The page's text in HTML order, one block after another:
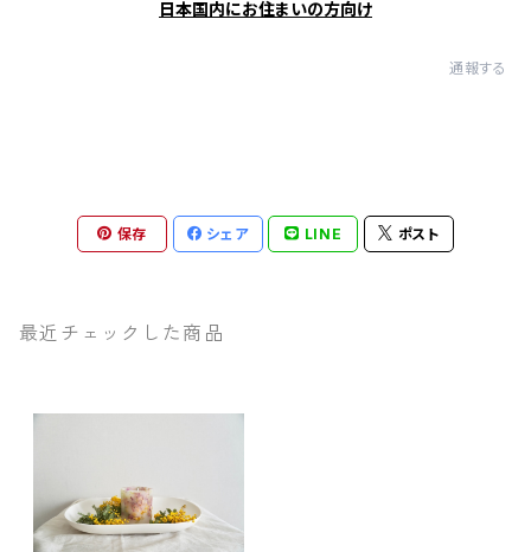
日本国内にお住まいの方向け
通報する
保存 シェア LINE ポスト
最近チェックした商品